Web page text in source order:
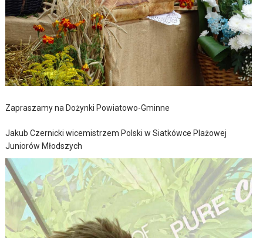
Zapraszamy na Dożynki Powiatowo-Gminne
Jakub Czernicki wicemistrzem Polski w Siatkówce Plażowej
Juniorów Młodszych